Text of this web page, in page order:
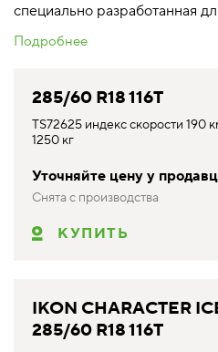
специально разработанная
Подробнее
285/60 R18 116T
TS72625 индекс скорости 190
1250 кг
Уточняйте цену у
Снята с производства
КУПИТЬ
IKON CHARACTER
285/60 R18 116T